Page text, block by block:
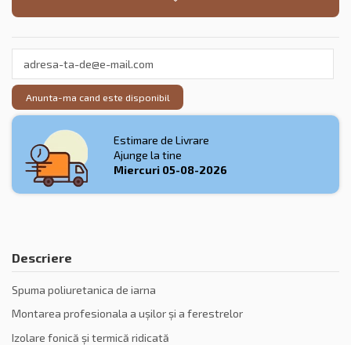
Anunta-ma cand este disponibil
Estimare de Livrare
Ajunge la tine
Miercuri 05-08-2026
Descriere
Spuma poliuretanica de iarna
Montarea profesionala a ușilor și a ferestrelor
Izolare fonică și termică ridicată